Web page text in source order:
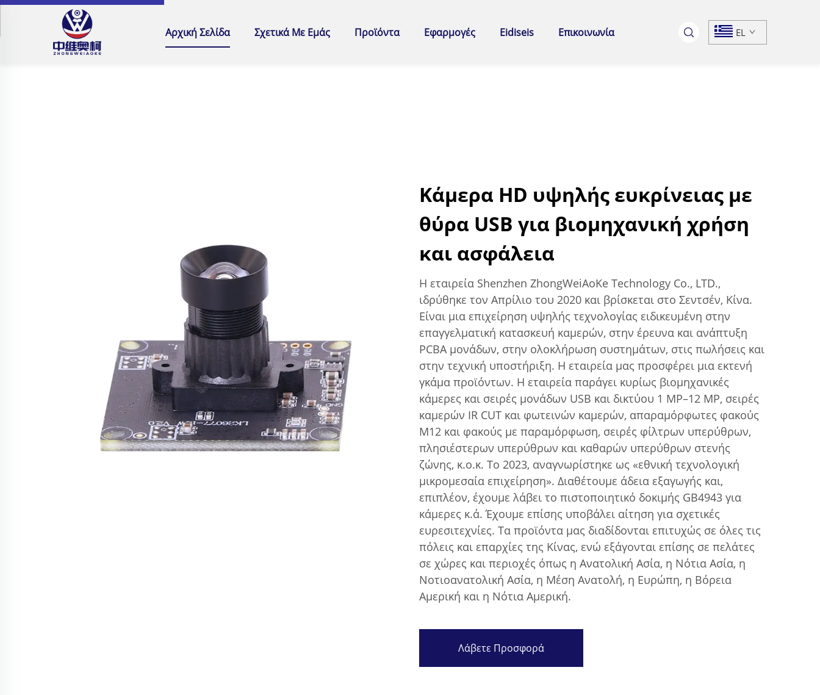
Αρχική Σελίδα Σχετικά Με Εμάς Προϊόντα Εφαρμογές Eidiseis Επικοινωνία EL
Κάμερα HD υψηλής ευκρίνειας με
θύρα USB για βιομηχανική χρήση
και ασφάλεια
Η εταιρεία Shenzhen ZhongWeiAoKe Technology Co., LTD.,
ιδρύθηκε τον Απρίλιο του 2020 και βρίσκεται στο Σεντσέν, Κίνα.
Είναι μια επιχείρηση υψηλής τεχνολογίας ειδικευμένη στην
επαγγελματική κατασκευή καμερών, στην έρευνα και ανάπτυξη
PCBA μονάδων, στην ολοκλήρωση συστημάτων, στις πωλήσεις και
στην τεχνική υποστήριξη. Η εταιρεία μας προσφέρει μια εκτενή
γκάμα προϊόντων. Η εταιρεία παράγει κυρίως βιομηχανικές
κάμερες και σειρές μονάδων USB και δικτύου 1 MP–12 MP, σειρές
καμερών IR CUT και φωτεινών καμερών, απαραμόρφωτες φακούς
M12 και φακούς με παραμόρφωση, σειρές φίλτρων υπερύθρων,
πλησιέστερων υπερύθρων και καθαρών υπερύθρων στενής
ζώνης, κ.ο.κ. Το 2023, αναγνωρίστηκε ως «εθνική τεχνολογική
μικρομεσαία επιχείρηση». Διαθέτουμε άδεια εξαγωγής και,
επιπλέον, έχουμε λάβει το πιστοποιητικό δοκιμής GB4943 για
κάμερες κ.ά. Έχουμε επίσης υποβάλει αίτηση για σχετικές
ευρεσιτεχνίες. Τα προϊόντα μας διαδίδονται επιτυχώς σε όλες τις
πόλεις και επαρχίες της Κίνας, ενώ εξάγονται επίσης σε πελάτες
σε χώρες και περιοχές όπως η Ανατολική Ασία, η Νότια Ασία, η
Νοτιοανατολική Ασία, η Μέση Ανατολή, η Ευρώπη, η Βόρεια
Αμερική και η Νότια Αμερική.
Λάβετε Προσφορά